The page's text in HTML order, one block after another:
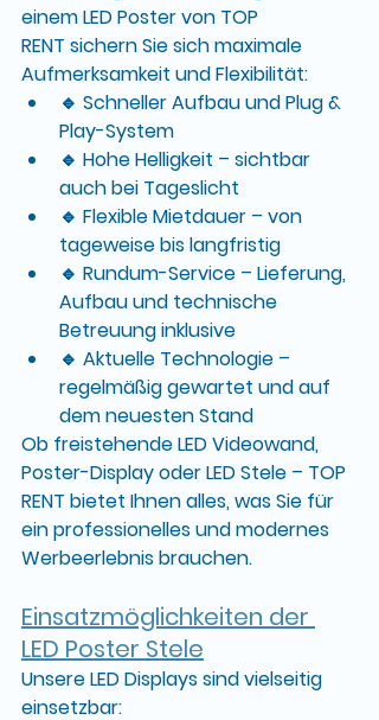
einem LED Poster von TOP
RENT sichern Sie sich maximale
Aufmerksamkeit und Flexibilität:
🔹 Schneller Aufbau und Plug &
Play-System
🔹 Hohe Helligkeit – sichtbar
auch bei Tageslicht
🔹 Flexible Mietdauer – von
tageweise bis langfristig
🔹 Rundum-Service – Lieferung,
Aufbau und technische
Betreuung inklusive
🔹 Aktuelle Technologie –
regelmäßig gewartet und auf
dem neuesten Stand
Ob freistehende LED Videowand,
Poster-Display oder LED Stele – TOP
RENT bietet Ihnen alles, was Sie für
ein professionelles und modernes
Werbeerlebnis brauchen.
Einsatzmöglichkeiten der
LED Poster Stele
Unsere LED Displays sind vielseitig
einsetzbar: